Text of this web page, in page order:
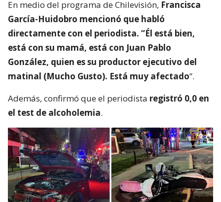
En medio del programa de Chilevisión, Francisca
García-Huidobro mencionó que habló
directamente con el periodista. “Él está bien,
está con su mamá, está con Juan Pablo
González, quien es su productor ejecutivo del
matinal (Mucho Gusto). Está muy afectado”.
Además, confirmó que el periodista registró 0,0 en
el test de alcoholemia.